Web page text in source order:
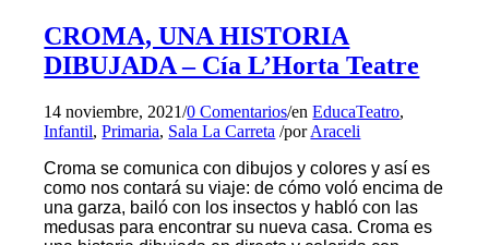
CROMA, UNA HISTORIA
DIBUJADA – Cía L’Horta Teatre
14 noviembre, 2021/0 Comentarios/enEducaTeatro,
Infantil,Primaria, Sala La Carreta /porAraceli
Croma se comunica con dibujos y colores y así es
como nos contará su viaje: de cómo voló encima de
una garza, bailó con los insectos y habló con las
medusas para encontrar su nueva casa. Croma es